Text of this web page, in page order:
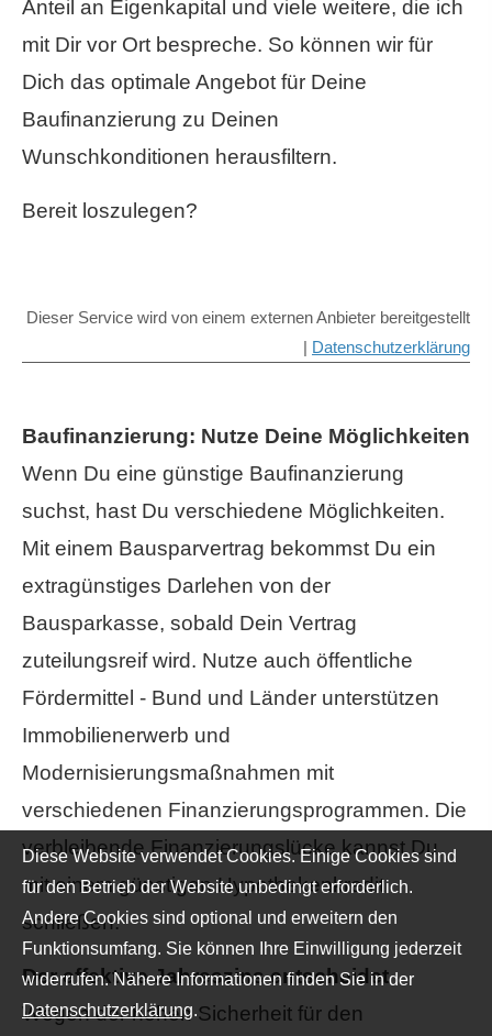
Anteil an Eigenkapital und viele weitere, die ich
mit Dir vor Ort bespreche. So können wir für
Dich das optimale Angebot für Deine
Baufinanzierung zu Deinen
Wunschkonditionen herausfiltern.
Bereit loszulegen?
Dieser Service wird von einem externen Anbieter bereitgestellt
| Datenschutzerklärung
Baufinanzierung: Nutze Deine Möglichkeiten
Wenn Du eine günstige Baufinanzierung
suchst, hast Du verschiedene Möglichkeiten.
Mit einem Bausparvertrag bekommst Du ein
extragünstiges Darlehen von der
Bausparkasse, sobald Dein Vertrag
zuteilungsreif wird. Nutze auch öffentliche
Fördermittel - Bund und Länder unterstützen
Immobilienerwerb und
Modernisierungsmaßnahmen mit
verschiedenen Finanzierungsprogrammen. Die
verbleibende Finanzierungslücke kannst Du
mit einem günstigen Hypothekenkredit
schließen.
Der effektive Jahreszins entscheidet
Wegen der hohen Sicherheit für den
Diese Website verwendet Cookies. Einige Cookies sind
für den Betrieb der Website unbedingt erforderlich.
Andere Cookies sind optional und erweitern den
Funktionsumfang. Sie können Ihre Einwilligung jederzeit
widerrufen. Nähere Informationen finden Sie in der
Datenschutzerklärung.